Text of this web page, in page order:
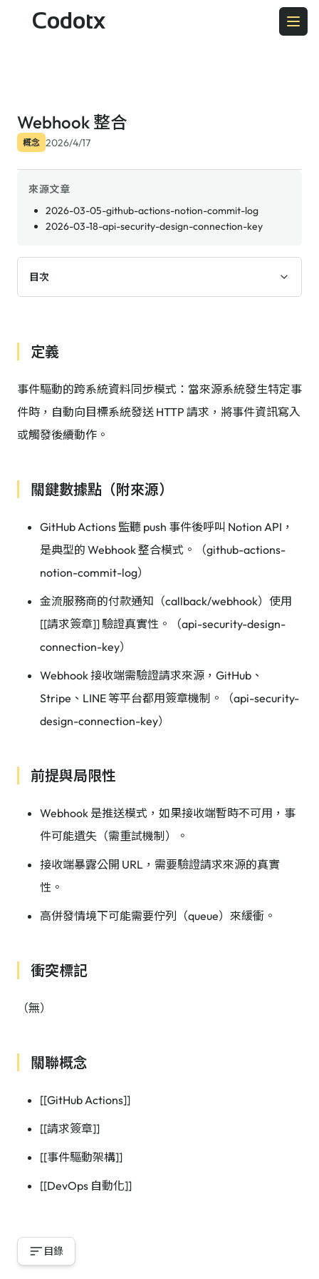
Codotx
目錄
Webhook 整合
概念 2026/4/17
來源文章
2026-03-05-github-actions-notion-commit-log
2026-03-18-api-security-design-connection-key
目次
定義
事件驅動的跨系統資料同步模式：當來源系統發生特定事
件時，自動向目標系統發送 HTTP 請求，將事件資訊寫入
或觸發後續動作。
關鍵數據點（附來源）
GitHub Actions 監聽 push 事件後呼叫 Notion API，
是典型的 Webhook 整合模式。（github-actions-
notion-commit-log）
金流服務商的付款通知（callback/webhook）使用
[[請求簽章]] 驗證真實性。（api-security-design-
connection-key）
Webhook 接收端需驗證請求來源，GitHub、
Stripe、LINE 等平台都用簽章機制。（api-security-
design-connection-key）
前提與局限性
Webhook 是推送模式，如果接收端暫時不可用，事
件可能遺失（需重試機制）。
接收端暴露公開 URL，需要驗證請求來源的真實
性。
高併發情境下可能需要佇列（queue）來緩衝。
衝突標記
（無）
關聯概念
[[GitHub Actions]]
[[請求簽章]]
[[事件驅動架構]]
[[DevOps 自動化]]